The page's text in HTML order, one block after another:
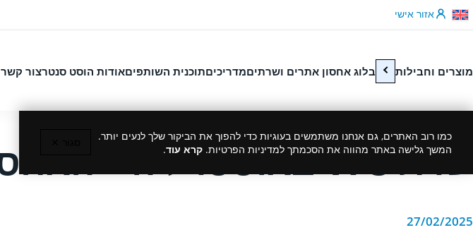
דלג לתוכןאזור אישי
מוצרים וחבילות בלוג אחסון אתרים ושרתיםמדריכיםתוכנית השותפיםאודות הוסט סנטרצור קשר
כמו רוב האתרים, גם אנחנו משתמשים בעוגיות כדי להפוך את הביקור שלך לנעים יותר.
המשך גלישה באתר מהווה את הסכמתך למדיניות הפרטיות. קרא עוד. שרת VPS באוסטרליה – האחסון המוביל שלך
27/02/2025